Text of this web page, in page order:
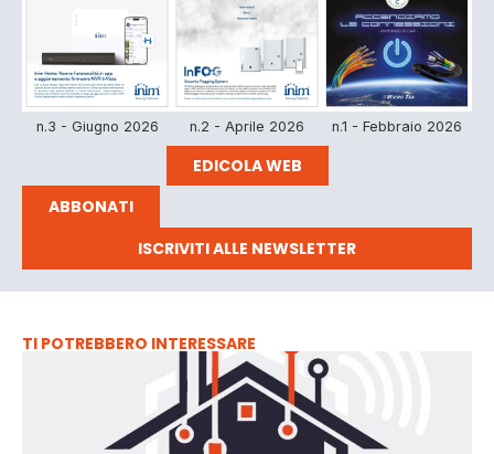
n.3 - Giugno 2026 n.2 - Aprile 2026 n.1 - Febbraio 2026
EDICOLA WEB
ABBONATI
ISCRIVITI ALLE NEWSLETTER
TI POTREBBERO INTERESSARE